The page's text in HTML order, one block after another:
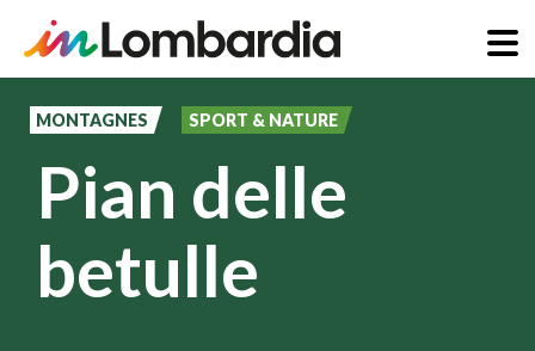
principal
MONTAGNES SPORT & NATURE
Pian delle
betulle